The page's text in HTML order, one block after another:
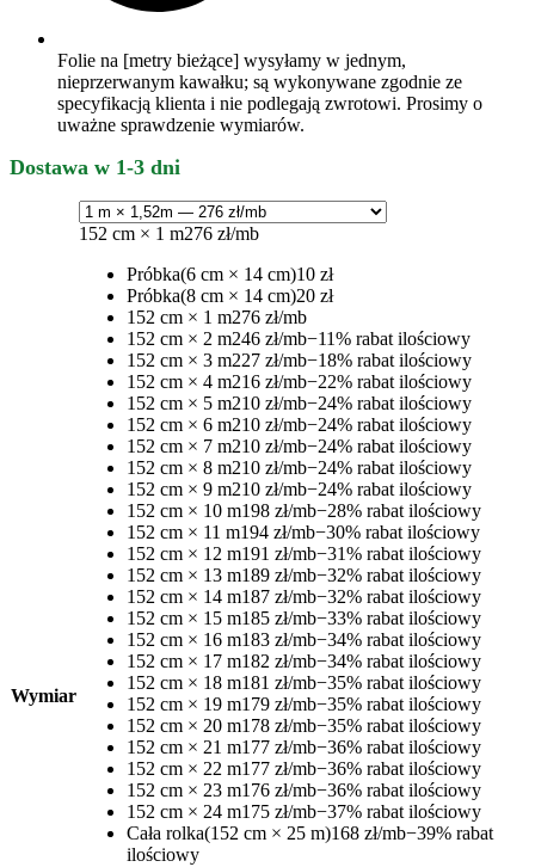
Folie na [metry bieżące] wysyłamy w jednym,
nieprzerwanym kawałku; są wykonywane zgodnie ze
specyfikacją klienta i nie podlegają zwrotowi. Prosimy o
uważne sprawdzenie wymiarów.
Dostawa w 1-3 dni
Wymiar
152 cm × 1 m276 zł/mb
Próbka(6 cm × 14 cm)10 zł
Próbka(8 cm × 14 cm)20 zł
152 cm × 1 m276 zł/mb
152 cm × 2 m246 zł/mb−11% rabat ilościowy
152 cm × 3 m227 zł/mb−18% rabat ilościowy
152 cm × 4 m216 zł/mb−22% rabat ilościowy
152 cm × 5 m210 zł/mb−24% rabat ilościowy
152 cm × 6 m210 zł/mb−24% rabat ilościowy
152 cm × 7 m210 zł/mb−24% rabat ilościowy
152 cm × 8 m210 zł/mb−24% rabat ilościowy
152 cm × 9 m210 zł/mb−24% rabat ilościowy
152 cm × 10 m198 zł/mb−28% rabat ilościowy
152 cm × 11 m194 zł/mb−30% rabat ilościowy
152 cm × 12 m191 zł/mb−31% rabat ilościowy
152 cm × 13 m189 zł/mb−32% rabat ilościowy
152 cm × 14 m187 zł/mb−32% rabat ilościowy
152 cm × 15 m185 zł/mb−33% rabat ilościowy
152 cm × 16 m183 zł/mb−34% rabat ilościowy
152 cm × 17 m182 zł/mb−34% rabat ilościowy
152 cm × 18 m181 zł/mb−35% rabat ilościowy
152 cm × 19 m179 zł/mb−35% rabat ilościowy
152 cm × 20 m178 zł/mb−35% rabat ilościowy
152 cm × 21 m177 zł/mb−36% rabat ilościowy
152 cm × 22 m177 zł/mb−36% rabat ilościowy
152 cm × 23 m176 zł/mb−36% rabat ilościowy
152 cm × 24 m175 zł/mb−37% rabat ilościowy
Cała rolka(152 cm × 25 m)168 zł/mb−39% rabat
ilościowy